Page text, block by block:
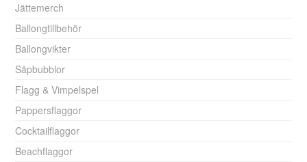
Jättemerch
Ballongtillbehör
Ballongvikter
Såpbubblor
Flagg & Vimpelspel
Pappersflaggor
Cocktailflaggor
Beachflaggor